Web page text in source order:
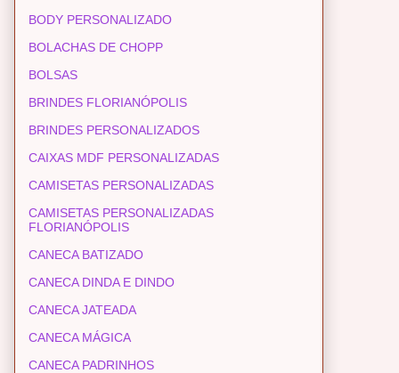
BODY PERSONALIZADO
BOLACHAS DE CHOPP
BOLSAS
BRINDES FLORIANÓPOLIS
BRINDES PERSONALIZADOS
CAIXAS MDF PERSONALIZADAS
CAMISETAS PERSONALIZADAS
CAMISETAS PERSONALIZADAS
FLORIANÓPOLIS
CANECA BATIZADO
CANECA DINDA E DINDO
CANECA JATEADA
CANECA MÁGICA
CANECA PADRINHOS